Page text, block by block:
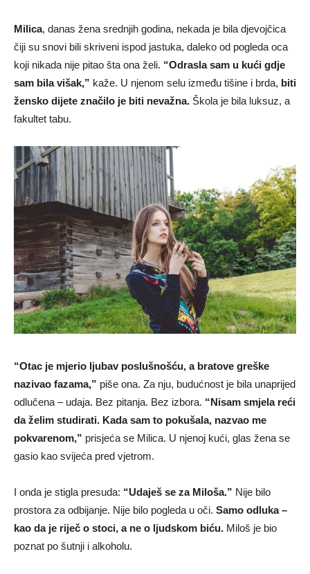
Milica, danas žena srednjih godina, nekada je bila djevojčica
čiji su snovi bili skriveni ispod jastuka, daleko od pogleda oca
koji nikada nije pitao šta ona želi. “Odrasla sam u kući gdje
sam bila višak,” kaže. U njenom selu između tišine i brda, biti
žensko dijete značilo je biti nevažna. Škola je bila luksuz, a
fakultet tabu.
“Otac je mjerio ljubav poslušnošću, a bratove greške
nazivao fazama,” piše ona. Za nju, budućnost je bila unaprijed
odlučena – udaja. Bez pitanja. Bez izbora. “Nisam smjela reći
da želim studirati. Kada sam to pokušala, nazvao me
pokvarenom,” prisjeća se Milica. U njenoj kući, glas žena se
gasio kao svijeća pred vjetrom.
I onda je stigla presuda: “Udaješ se za Miloša.” Nije bilo
prostora za odbijanje. Nije bilo pogleda u oči. Samo odluka –
kao da je riječ o stoci, a ne o ljudskom biću. Miloš je bio
poznat po šutnji i alkoholu.